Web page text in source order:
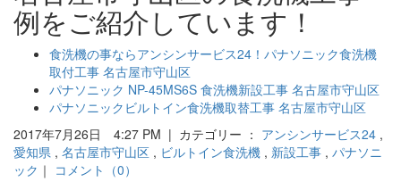
例をご紹介しています！
食洗機の事ならアンシンサービス24！パナソニック食洗機
取付工事 名古屋市守山区
パナソニック NP-45MS6S 食洗機新設工事 名古屋市守山区
パナソニックビルトイン食洗機取替工事 名古屋市守山区
2017年7月26日 4:27 PM | カテゴリー ： アンシンサービス24 ,
愛知県 , 名古屋市守山区 , ビルトイン食洗機 , 新設工事 , パナソニ
ック ｜ コメント（0）